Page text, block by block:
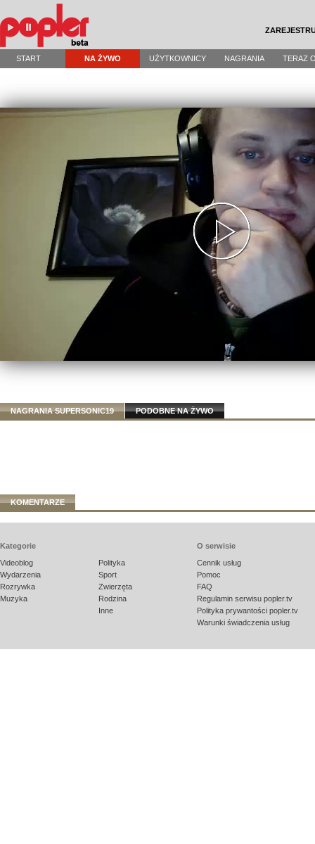
START NA ŻYWO UŻYTKOWNICY NAGRANIA TERAZ
NAGRANIA SUPERSONIC19 PODOBNE NA ŻYWO
KOMENTARZE
Kategorie
Videoblog
Wydarzenia
Rozrywka
Muzyka
Polityka
Sport
Zwierzęta
Rodzina
Inne
O serwisie
Cennik usług
Pomoc
FAQ
Regulamin serwisu popler.tv
Polityka prywantości popler.tv
Warunki świadczenia usług